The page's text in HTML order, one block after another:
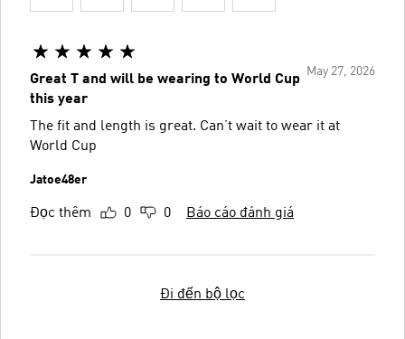
May 27, 2026
Great T and will be wearing to World Cup
this year
The fit and length is great. Can’t wait to wear it at
World Cup
Jatoe48er
Đọc thêm 0 0 Báo cáo đánh giá
Đi đến bộ lọc